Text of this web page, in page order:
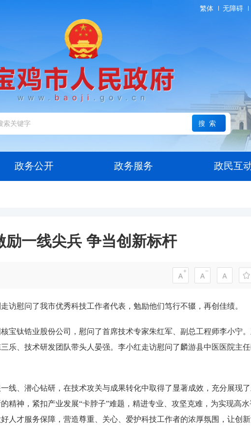
繁体 无障碍
搜索
政务公开 政务服务 政民互
励一线尖兵 争当创新标杆
访慰问了我市优秀科技工作者代表，勉励他们笃行不辍，再创佳绩。
宝钛锆业股份公司，慰问了首席技术专家朱红军、副总工程师李小宁
乐、技术研发团队带头人晏强。李小红走访慰问了麟游县中医医院主
线、潜心钻研，在技术攻关与成果转化中取得了显著成效，充分展现
精神，紧扣产业发展“卡脖子”难题，精进专业、攻坚克难，为实现高
人才服务保障，营造尊重、关心、爱护科技工作者的浓厚氛围，让创新